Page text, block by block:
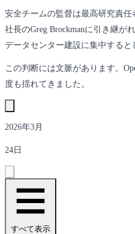
安全チームの監督は最高研究責任
社長のGreg Brockmanに引き継が
データセンター建設に集中すると
この判断には文脈があります。
度も揺れてきました。
2026年3月
24日
すべて表示